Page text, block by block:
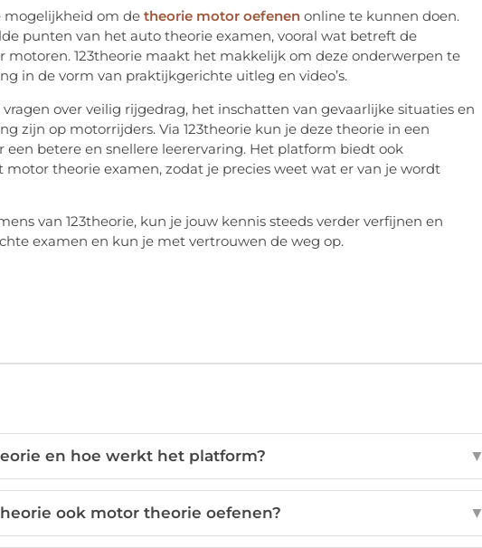
mogelijkheid om de theorie motor oefenen online te kunnen doen.
punten van het auto theorie examen, vooral wat betreft de
motoren. 123theorie maakt het makkelijk om deze onderwerpen te
in de vorm van praktijkgerichte uitleg en video’s.
over veilig rijgedrag, het inschatten van gevaarlijke situaties en
zijn op motorrijders. Via 123theorie kun je deze theorie in een
betere en snellere leerervaring. Het platform biedt ook
theorie examen, zodat je precies weet wat er van je wordt
van 123theorie, kun je jouw kennis steeds verder verfijnen en
examen en kun je met vertrouwen de weg op.
en hoe werkt het platform? ▼
ook motor theorie oefenen? ▼